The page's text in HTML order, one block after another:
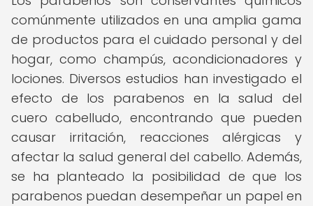
comúnmente utilizados en una amplia gama
de productos para el cuidado personal y del
hogar, como champús, acondicionadores y
lociones. Diversos estudios han investigado el
efecto de los parabenos en la salud del
cuero cabelludo, encontrando que pueden
causar irritación, reacciones alérgicas y
afectar la salud general del cabello. Además,
se ha planteado la posibilidad de que los
parabenos puedan desempeñar un papel en